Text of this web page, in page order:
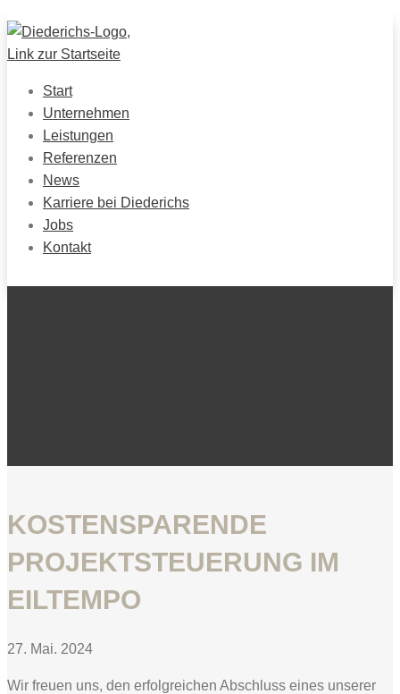
Start
Unternehmen
Leistungen
Referenzen
News
Karriere bei Diederichs
Jobs
Kontakt
KOSTENSPARENDE
PROJEKTSTEUERUNG IM
EILTEMPO
27. Mai. 2024
Wir freuen uns, den erfolgreichen Abschluss eines unserer